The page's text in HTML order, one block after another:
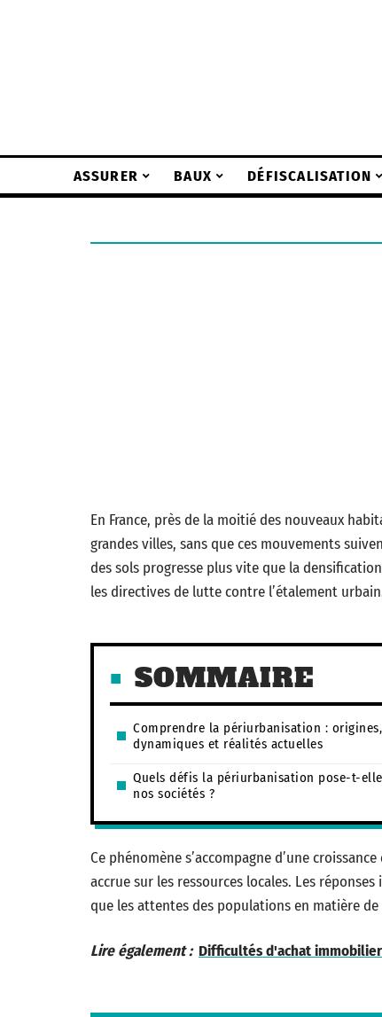
ASSURER BAUX DÉFISCALISATION
En France, près de la moitié des nouveaux
grandes villes, sans que ces mouvements
des sols progresse plus vite que la
les directives de lutte contre l’étalement
SOMMAIRE
Comprendre la périurbanisation : origines,
dynamiques et réalités actuelles
Quels défis la périurbanisation pose-t-
nos sociétés ?
Ce phénomène s’accompagne d’une
accrue sur les ressources locales. Les
que les attentes des populations en matière
Lire également : Difficultés d'achat